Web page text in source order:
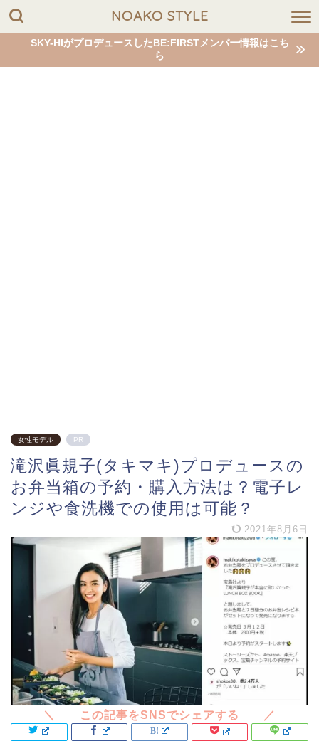
NOAKO STYLE
SKY-HIがプロデュースしたBE:FIRSTメンバー情報はこち
ら
女性モデル PR
滝沢眞規子(タキマキ)プロデュースの
お弁当箱の予約・購入方法は？電子レ
ンジや食洗機での使用は可能？
2021年8月6日